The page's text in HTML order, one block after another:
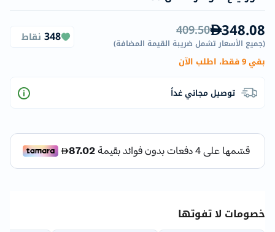
348.08
409.50
(جميع الأسعار تشمل ضريبة القيمة المضافة)
348 نقاط
بقي 9 فقط، اطلب الآن
توصيل مجاني غداً
خصومات لا تفوتها